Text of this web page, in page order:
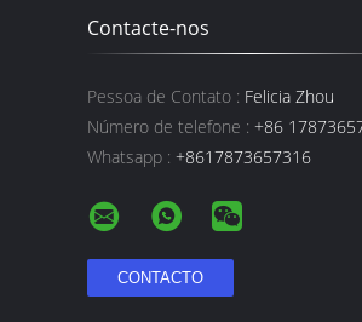
Contacte-nos
Pessoa de Contato : Felicia Zhou
Número de telefone : +86
Whatsapp : +8617873657316